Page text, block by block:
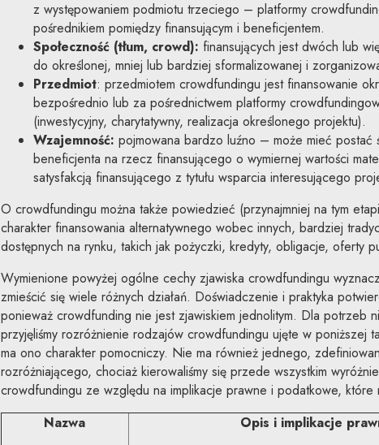
z występowaniem podmiotu trzeciego – platformy
pośrednikiem pomiędzy finansującym i beneficjentem.
Społeczność (tłum, crowd): finansujących jest dwóch lub
do określonej, mniej lub bardziej sformalizowanej i
Przedmiot: przedmiotem crowdfundingu jest finansowanie
bezpośrednio lub za pośrednictwem platformy
(inwestycyjny, charytatywny, realizacja określonego projektu).
Wzajemność: pojmowana bardzo luźno – może mieć postać
beneficjenta na rzecz finansującego o wymiernej wartości
satysfakcją finansującego z tytułu wsparcia interesującego
O crowdfundingu można także powiedzieć (przynajmniej na tym
charakter finansowania alternatywnego wobec innych, bardziej
dostępnych na rynku, takich jak pożyczki, kredyty, obligacje, oferty
Wymienione powyżej ogólne cechy zjawiska crowdfundingu
zmieścić się wiele różnych działań. Doświadczenie i praktyka
ponieważ crowdfunding nie jest zjawiskiem jednolitym. Dla potrzeb
przyjęliśmy rozróżnienie rodzajów crowdfundingu ujęte w poniższej
ma ono charakter pomocniczy. Nie ma również jednego,
rozróżniającego, chociaż kierowaliśmy się przede wszystkim
crowdfundingu ze względu na implikacje prawne i podatkowe, które
Nazwa
Opis i implikacje